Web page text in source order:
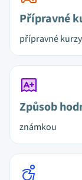
Přípravné
přípravné
Způsob
známkou